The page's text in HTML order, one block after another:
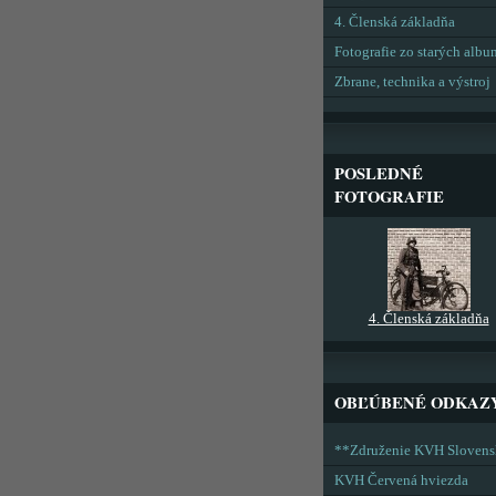
4. Členská základňa
Fotografie zo starých
Zbrane, technika a výstroj
POSLEDNÉ
FOTOGRAFIE
4. Členská základňa
OBĽÚBENÉ
**Združenie KVH
KVH Červená hviezda